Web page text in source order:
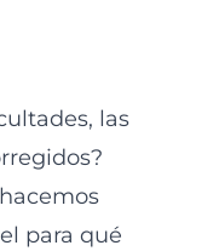
las
para qué